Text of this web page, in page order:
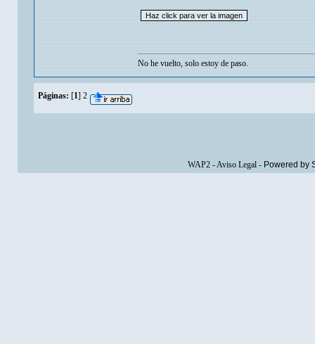
No he vuelto, solo estoy de paso.
Páginas: [1] 2
WAP2-Aviso Legal- Powered by